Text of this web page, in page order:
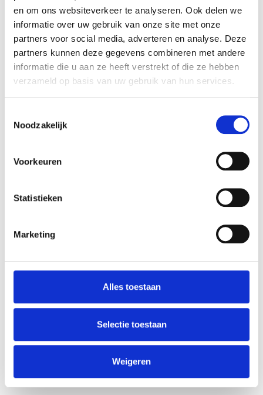
en om ons websiteverkeer te analyseren. Ook delen we
informatie over uw gebruik van onze site met onze
partners voor social media, adverteren en analyse. Deze
partners kunnen deze gegevens combineren met andere
informatie die u aan ze heeft verstrekt of die ze hebben
verzameld op basis van uw gebruik van hun services.
Noodzakelijk
Voorkeuren
Statistieken
Marketing
Alles toestaan
Selectie toestaan
Weigeren